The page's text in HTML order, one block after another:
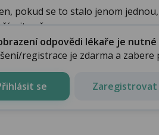
pokud se to stalo jenom
přes...
odpovědi lékaře je
registrace je zdarma a zabere
se Zaregistrovat